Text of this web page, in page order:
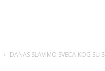
DANAS SLAVIMO SVECA KOG